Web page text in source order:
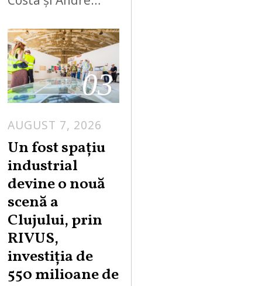
03
AUGUST 7, 2026
Un fost spațiu
industrial
devine o nouă
scenă a
Clujului, prin
RIVUS,
investiția de
550 milioane de